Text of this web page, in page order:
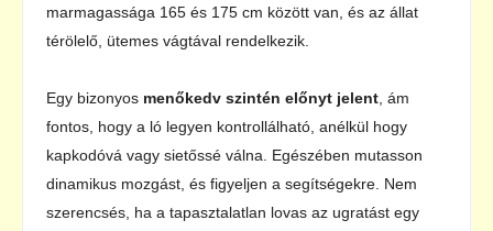
marmagassága 165 és 175 cm között van, és az állat
térölelő, ütemes vágtával rendelkezik.
Egy bizonyos menőkedv szintén előnyt jelent , ám
fontos, hogy a ló legyen kontrollálható, anélkül hogy
kapkodóvá vagy sietőssé válna. Egészében mutasson
dinamikus mozgást, és figyeljen a segítségekre. Nem
szerencsés, ha a tapasztalatlan lovas az ugratást egy